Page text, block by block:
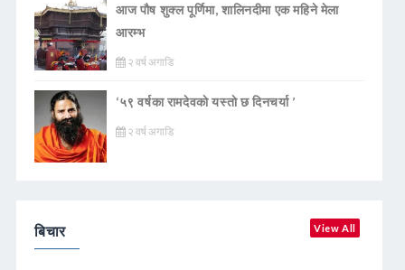
आज पौष शुक्ल पूर्णिमा, शालिनदीमा एक महिने मेला
आरम्भ
२ वर्ष अगाडि
‘५९ वर्षका रामदेवकाे यस्ताे छ दिनचर्या ’
२ वर्ष अगाडि
बिचार View All